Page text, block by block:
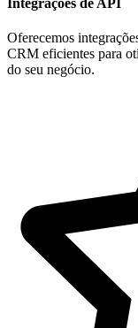
Oferecemos
CRM eficientes para
do seu negócio.